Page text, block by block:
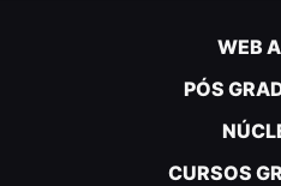
WEB
PÓS
CURSOS